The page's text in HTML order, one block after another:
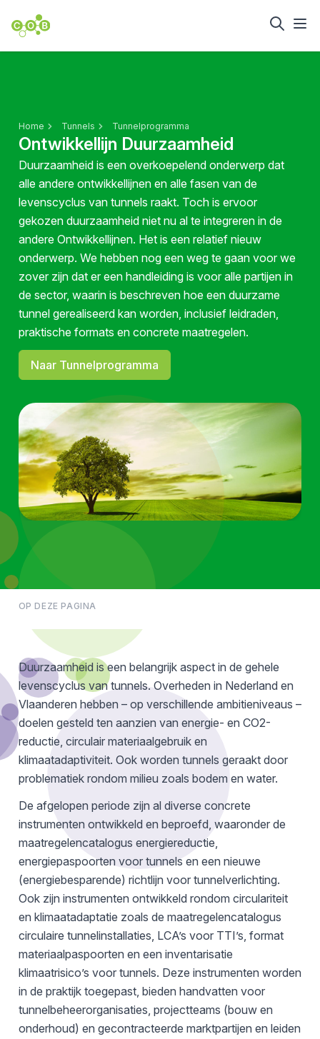
Home Tunnels Tunnelprogramma
Ontwikkellijn Duurzaamheid
Duurzaamheid is een overkoepelend onderwerp dat
alle andere ontwikkellijnen en alle fasen van de
levenscyclus van tunnels raakt. Toch is ervoor
gekozen duurzaamheid niet nu al te integreren in de
andere Ontwikkellijnen. Het is een relatief nieuw
onderwerp. We hebben nog een weg te gaan voor we
zover zijn dat er een handleiding is voor alle partijen in
de sector, waarin is beschreven hoe een duurzame
tunnel gerealiseerd kan worden, inclusief leidraden,
praktische formats en concrete maatregelen.
Naar Tunnelprogramma
OP DEZE PAGINA
Duurzaamheid is een belangrijk aspect in de gehele
levenscyclus van tunnels. Overheden in Nederland en
Vlaanderen hebben – op verschillende ambitieniveaus –
doelen gesteld ten aanzien van energie- en CO2-
reductie, circulair materiaalgebruik en
klimaatadaptiviteit. Ook worden tunnels geraakt door
problematiek rondom milieu zoals bodem en water.
De afgelopen periode zijn al diverse concrete
instrumenten ontwikkeld en beproefd, waaronder de
maatregelencatalogus energiereductie,
energiepaspoorten voor tunnels en een nieuwe
(energiebesparende) richtlijn voor tunnelverlichting.
Ook zijn instrumenten ontwikkeld rondom circulariteit
en klimaatadaptatie zoals de maatregelencatalogus
circulaire tunnelinstallaties, LCA’s voor TTI’s, format
materiaalpaspoorten en een inventarisatie
klimaatrisico’s voor tunnels. Deze instrumenten worden
in de praktijk toegepast, bieden handvatten voor
tunnelbeheerorganisaties, projectteams (bouw en
onderhoud) en gecontracteerde marktpartijen en leiden